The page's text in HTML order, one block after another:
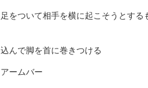
をついて相手を横に起こそうとす
んで脚を首に巻きつける
ームバー